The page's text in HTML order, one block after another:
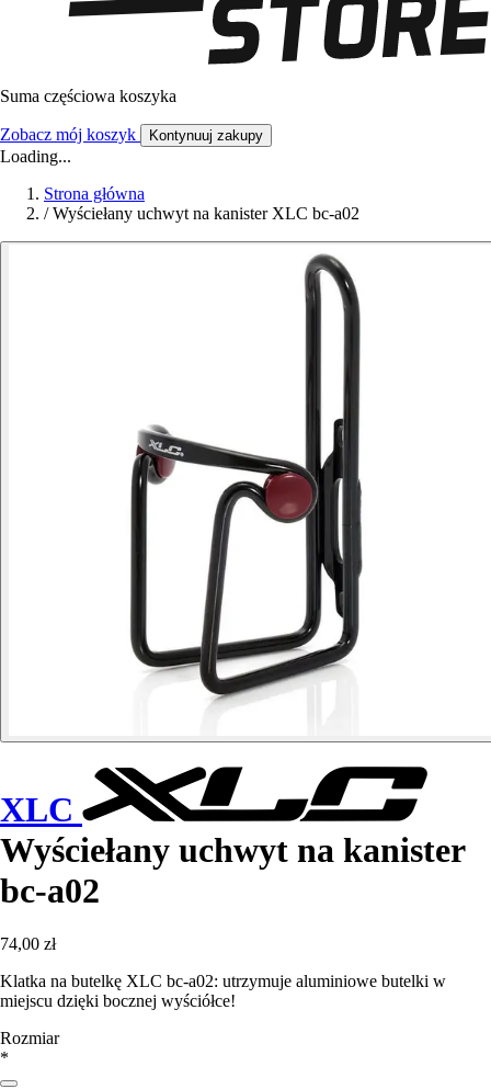
Suma częściowa koszyka
Zobacz mój koszyk Kontynuuj zakupy
Loading...
Strona główna
/ Wyściełany uchwyt na kanister XLC bc-a02
XLC
Wyściełany uchwyt na kanister
bc-a02
74,00 zł
Klatka na butelkę XLC bc-a02: utrzymuje aluminiowe butelki w
miejscu dzięki bocznej wyściółce!
Rozmiar
*